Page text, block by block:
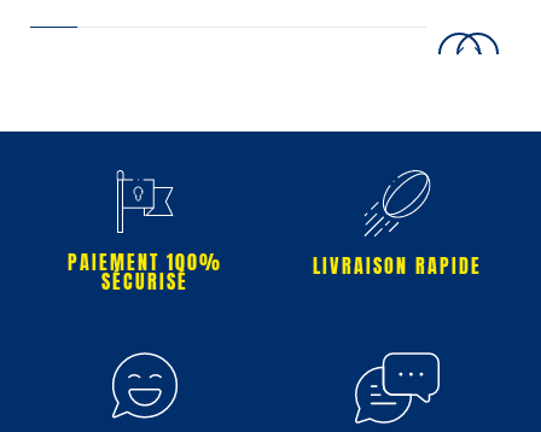
PAIEMENT 100%
SÉCURISÉ
LIVRAISON RAPIDE